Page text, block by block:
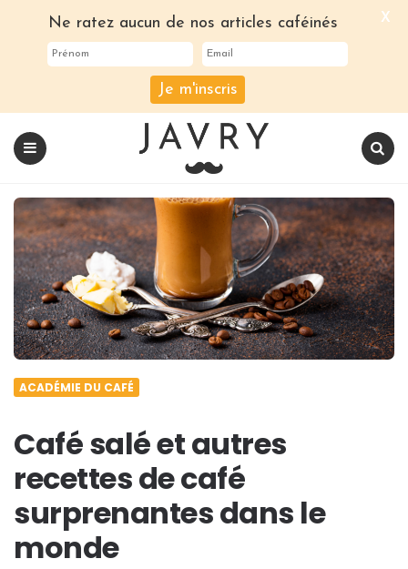
Le
blog
Javry
Coffee
ACADÉMIE DU CAFÉ
Café salé et autres
recettes de café
surprenantes dans le
monde
Ne ratez aucun de nos articles caféinés
Je m'inscris
X